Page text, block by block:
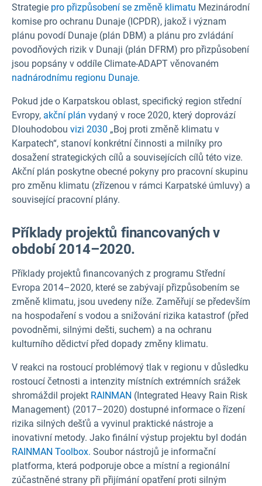
Strategie pro přizpůsobení se změně klimatu Mezinárodní
komise pro ochranu Dunaje (ICPDR), jakož i význam
plánu povodí Dunaje (plán DBM) a plánu pro zvládání
povodňových rizik v Dunaji (plán DFRM) pro přizpůsobení
jsou popsány v oddíle Climate-ADAPT věnovaném
nadnárodnímu regionu Dunaje.
Pokud jde o Karpatskou oblast, specifický region střední
Evropy, akční plán vydaný v roce 2020, který doprovází
Dlouhodobou vizi 2030 „Boj proti změně klimatu v
Karpatech“, stanoví konkrétní činnosti a milníky pro
dosažení strategických cílů a souvisejících cílů této vize.
Akční plán poskytne obecné pokyny pro pracovní skupinu
pro změnu klimatu (zřízenou v rámci Karpatské úmluvy) a
související pracovní plány.
Příklady projektů financovaných v
období 2014–2020.
Příklady projektů financovaných z programu Střední
Evropa 2014–2020, které se zabývají přizpůsobením se
změně klimatu, jsou uvedeny níže. Zaměřují se především
na hospodaření s vodou a snižování rizika katastrof (před
povodněmi, silnými dešti, suchem) a na ochranu
kulturního dědictví před dopady změny klimatu.
V reakci na rostoucí problémový tlak v regionu v důsledku
rostoucí četnosti a intenzity místních extrémních srážek
shromáždil projekt RAINMAN (Integrated Heavy Rain Risk
Management) (2017–2020) dostupné informace o řízení
rizika silných dešťů a vyvinul praktické nástroje a
inovativní metody. Jako finální výstup projektu byl dodán
RAINMAN Toolbox. Soubor nástrojů je informační
platforma, která podporuje obce a místní a regionální
zúčastněné strany při přijímání opatření proti silným